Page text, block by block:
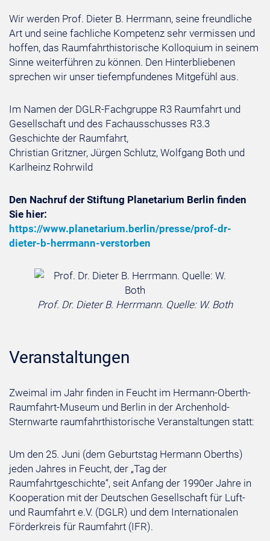
Wir werden Prof. Dieter B. Herrmann, seine freundliche
Art und seine fachliche Kompetenz sehr vermissen und
hoffen, das Raumfahrthistorische Kolloquium in seinem
Sinne weiterführen zu können. Den Hinterbliebenen
sprechen wir unser tiefempfundenes Mitgefühl aus.
Im Namen der DGLR-Fachgruppe R3 Raumfahrt und
Gesellschaft und des Fachausschusses R3.3
Geschichte der Raumfahrt,
Christian Gritzner, Jürgen Schlutz, Wolfgang Both und
Karlheinz Rohrwild
Den Nachruf der Stiftung Planetarium Berlin finden
Sie hier:
https://www.planetarium.berlin/presse/prof-dr-
dieter-b-herrmann-verstorben
Prof. Dr. Dieter B. Herrmann. Quelle: W. Both
Veranstaltungen
Zweimal im Jahr finden in Feucht im Hermann-Oberth-
Raumfahrt-Museum und Berlin in der Archenhold-
Sternwarte raumfahrthistorische Veranstaltungen statt:
Um den 25. Juni (dem Geburtstag Hermann Oberths)
jeden Jahres in Feucht, der „Tag der
Raumfahrtgeschichte“, seit Anfang der 1990er Jahre in
Kooperation mit der Deutschen Gesellschaft für Luft-
und Raumfahrt e.V. (DGLR) und dem Internationalen
Förderkreis für Raumfahrt (IFR).